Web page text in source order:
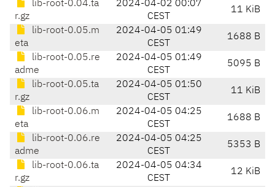
lib-root-0.04.ta
r.gz
2024-04-02 00:07
CEST
11 KiB
lib-root-0.05.m
eta
2024-04-05 01:49
CEST
1688 B
lib-root-0.05.re
adme
2024-04-05 01:49
CEST
5095 B
lib-root-0.05.ta
r.gz
2024-04-05 01:50
CEST
11 KiB
lib-root-0.06.m
eta
2024-04-05 04:25
CEST
1688 B
lib-root-0.06.re
adme
2024-04-05 04:25
CEST
5353 B
lib-root-0.06.ta
r.gz
2024-04-05 04:34
CEST
12 KiB